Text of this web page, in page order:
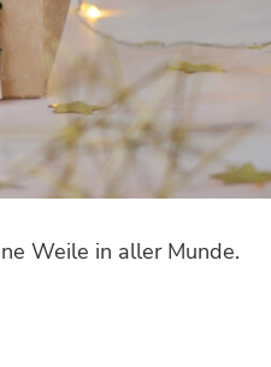
Weile in aller Munde.